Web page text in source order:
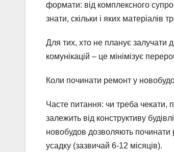
формати: від комплексного
знати, скільки і яких матеріалів
Для тих, хто не планує залучати
комунікацій – це мінімізує
Коли починати ремонт у
Часте питання: чи треба чекати,
залежить від конструктиву
новобудов дозволяють починати
усадку (зазвичай 6-12 місяців).